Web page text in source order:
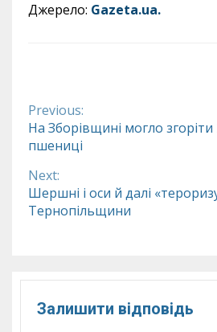
Джерело: Gazeta.ua.
Continue
Reading
Previous:
На Зборівщині могло згоріти
пшениці
Next:
Шершні і оси й далі
Тернопільщини
Залишити відповідь